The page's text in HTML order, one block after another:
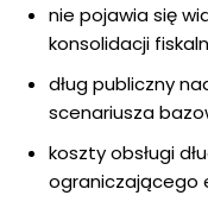
nie pojawia się
konsolidacji
dług publiczny
scenariusza
koszty obsługi
ograniczającego